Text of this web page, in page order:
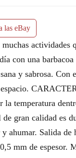
las eBay
con una
y sabrosa. Con
temperatura
gran calidad es
y ahumar. Salida
mm de espesor.